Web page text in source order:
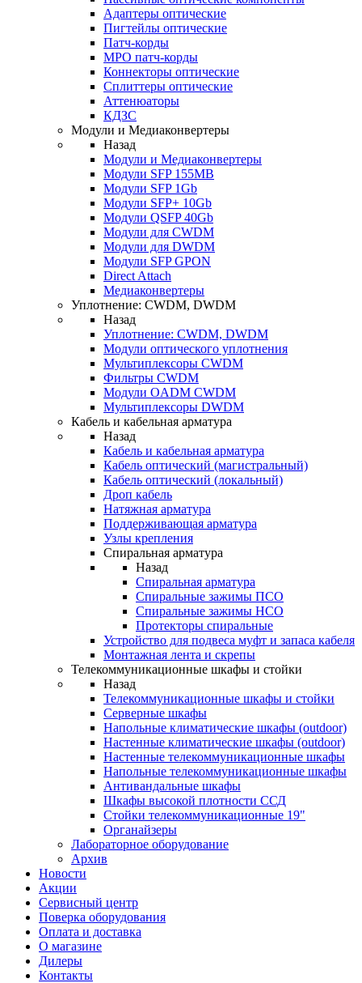
Адаптеры оптические
Пигтейлы оптические
Патч-корды
MPO патч-корды
Коннекторы оптические
Сплиттеры оптические
Аттенюаторы
КДЗС
Модули и Медиаконвертеры
Назад
Модули и Медиаконвертеры
Модули SFP 155MB
Модули SFP 1Gb
Модули SFP+ 10Gb
Модули QSFP 40Gb
Модули для CWDM
Модули для DWDM
Модули SFP GPON
Direct Attach
Медиаконвертеры
Уплотнение: CWDM, DWDM
Назад
Уплотнение: CWDM, DWDM
Модули оптического уплотнения
Мультиплексоры CWDM
Фильтры CWDM
Модули OADM CWDM
Мультиплексоры DWDM
Кабель и кабельная арматура
Назад
Кабель и кабельная арматура
Кабель оптический (магистральный)
Кабель оптический (локальный)
Дроп кабель
Натяжная арматура
Поддерживающая арматура
Узлы крепления
Спиральная арматура
Назад
Спиральная арматура
Спиральные зажимы ПСО
Спиральные зажимы НСО
Протекторы спиральные
Устройство для подвеса муфт и запаса кабеля
Монтажная лента и скрепы
Телекоммуникационные шкафы и стойки
Назад
Телекоммуникационные шкафы и стойки
Серверные шкафы
Напольные климатические шкафы (outdoor)
Настенные климатические шкафы (outdoor)
Настенные телекоммуникационные шкафы
Напольные телекоммуникационные шкафы
Антивандальные шкафы
Шкафы высокой плотности ССД
Стойки телекоммуникационные 19"
Органайзеры
Лабораторное оборудование
Архив
Новости
Акции
Сервисный центр
Поверка оборудования
Оплата и доставка
О магазине
Дилеры
Контакты